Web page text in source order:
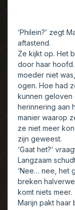
‘Philein?’ zegt
aftastend.
Ze kijkt op. Het
door haar
moeder niet
ogen. Hoe had
kunnen geloven
herinnering aan
manier waarop
ze niet meer
zijn geweest.
‘Gaat het?’
Langzaam
‘Nee… nee, het
breken
komt niets meer.
Marijn pakt haar